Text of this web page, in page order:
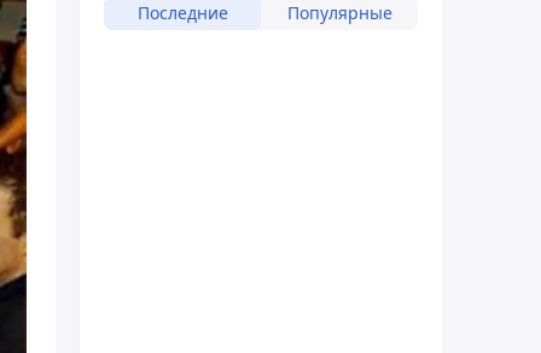
Последние Популярные